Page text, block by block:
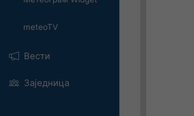
meteoTV
Вести
Заједница